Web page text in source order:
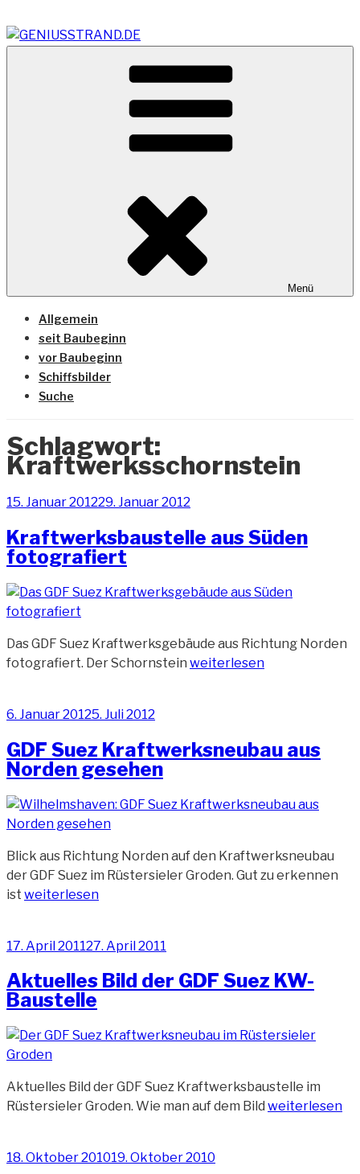
Inhalt
springen
GENIUSSTRAND.DE
Vom Geniusstrand zum JadeWeserPort/Container
Terminal Wilhelmshaven
Menü
Allgemein
seit Baubeginn
vor Baubeginn
Schiffsbilder
Suche
Schlagwort:
Kraftwerksschornstein
Veröffentlicht
15. Januar 201229. Januar 2012
Kraftwerksbaustelle aus Süden
fotografiert
Das GDF Suez Kraftwerksgebäude aus Richtung Norden
fotografiert. Der Schornstein „Kraftwerksbaustelle
weiterlesen
Veröffentlicht
6. Januar 20125. Juli 2012
GDF Suez Kraftwerksneubau aus
Norden gesehen
Blick aus Richtung Norden auf den Kraftwerksneubau
der GDF Suez im Rüstersieler Groden. Gut zu erkennen
ist „GDF
aus
Norden
gesehen“
weiterlesen
Veröffentlicht
17. April 201127. April 2011
Aktuelles Bild der GDF Suez KW-
Baustelle
Aktuelles Bild der GDF Suez Kraftwerksbaustelle im
Rüstersieler Groden. Wie man auf dem Bild „Aktuelles
weiterlesen
Veröffentlicht
18. Oktober 201019. Oktober 2010